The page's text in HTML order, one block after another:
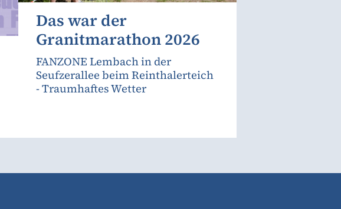
Das war der
Granitmarathon 2026
FANZONE Lembach in der
Seufzerallee beim Reinthalerteich
- Traumhaftes Wetter